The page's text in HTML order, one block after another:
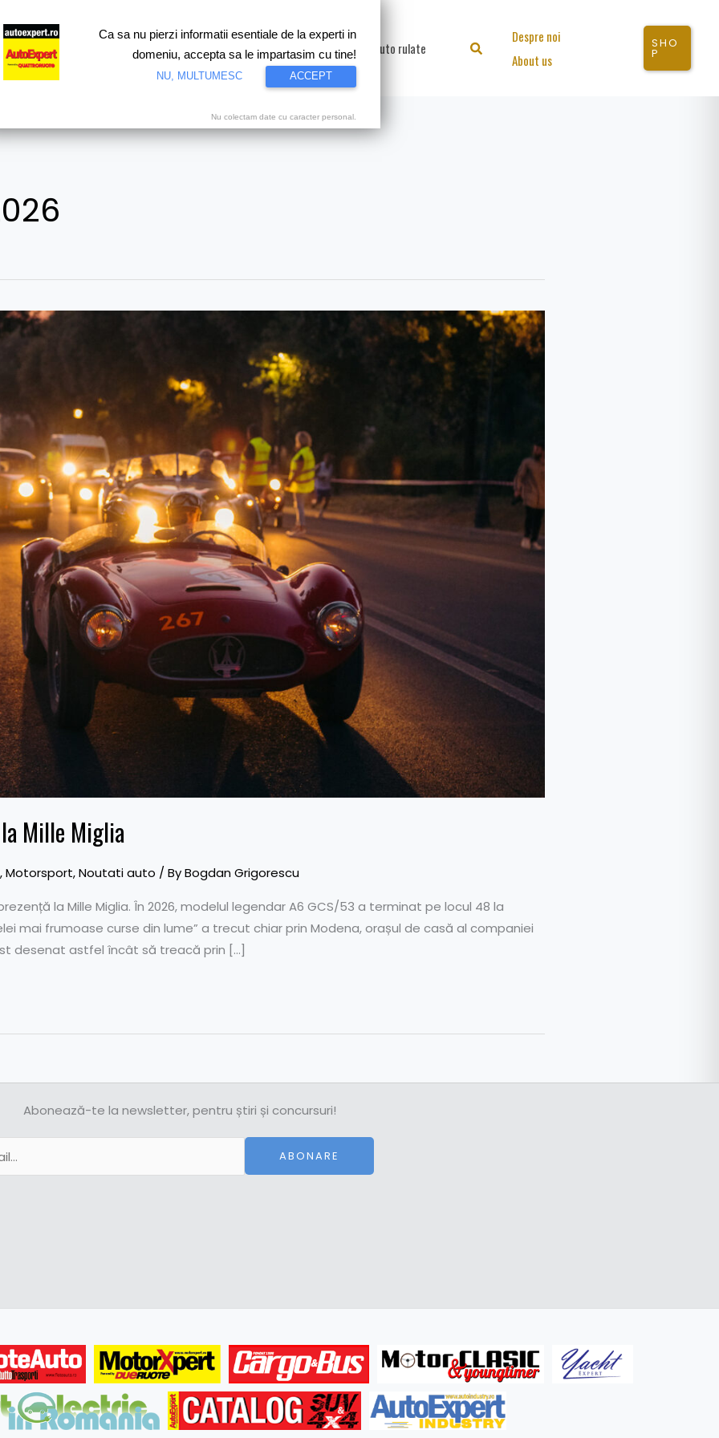
Test drive Motorsport Proiecte speciale Video Auto rulate Search
Despre noi
About us
SHO
P
Mille Miglia
,Motorsport,Noutati auto / ByBogdan Grigorescu
la Mille Miglia. În 2026, modelul legendar A6 GCS/53 a terminat pe locul 48 la
mai frumoase curse din lume” a trecut chiar prin Modena, orașul de casă al companiei
desenat astfel încât să treacă prin […]
Abonează-te la newsletter, pentru știri și concursuri!
ABONARE
Ca sa nu pierzi informatii esentiale de la experti in
domeniu, accepta sa le impartasim cu tine!
NU, MULTUMESC ACCEPT
Nu colectam date cu caracter personal.